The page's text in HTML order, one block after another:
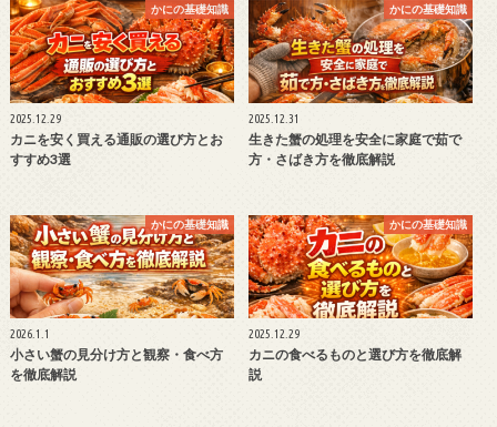
かにの基礎知識
2025.12.29
カニを安く買える通販の選び方とお
すすめ3選
かにの基礎知識
2025.12.31
生きた蟹の処理を安全に家庭で茹で
方・さばき方を徹底解説
かにの基礎知識
2026.1.1
小さい蟹の見分け方と観察・食べ方
を徹底解説
かにの基礎知識
2025.12.29
カニの食べるものと選び方を徹底解
説